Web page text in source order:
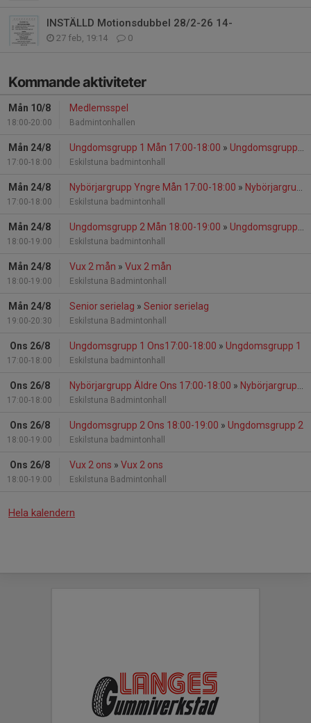
INSTÄLLD Motionsdubbel 28/2-26 14-
27 feb, 19:14 0
Kommande aktiviteter
Mån 10/8
18:00-20:00
Medlemsspel
Badmintonhallen
Mån 24/8
17:00-18:00
Ungdomsgrupp 1 Mån 17:00-18:00 » Ungdomsgrupp 1
Eskilstuna badmintonhall
Mån 24/8
17:00-18:00
Nybörjargrupp Yngre Mån 17:00-18:00 » Nybörjargrupp yngre
Eskilstuna badmintonhall
Mån 24/8
18:00-19:00
Ungdomsgrupp 2 Mån 18:00-19:00 » Ungdomsgrupp 2
Eskilstuna badmintonhall
Mån 24/8
18:00-19:00
Vux 2 mån » Vux 2 mån
Eskilstuna Badmintonhall
Mån 24/8
19:00-20:30
Senior serielag » Senior serielag
Eskilstuna Badmintonhall
Ons 26/8
17:00-18:00
Ungdomsgrupp 1 Ons17:00-18:00 » Ungdomsgrupp 1
Eskilstuna badmintonhall
Ons 26/8
17:00-18:00
Nybörjargrupp Äldre Ons 17:00-18:00 » Nybörjargrupp äldre
Eskilstuna Badmintonhall
Ons 26/8
18:00-19:00
Ungdomsgrupp 2 Ons 18:00-19:00 » Ungdomsgrupp 2
Eskilstuna badmintonhall
Ons 26/8
18:00-19:00
Vux 2 ons » Vux 2 ons
Eskilstuna Badmintonhall
Hela kalendern